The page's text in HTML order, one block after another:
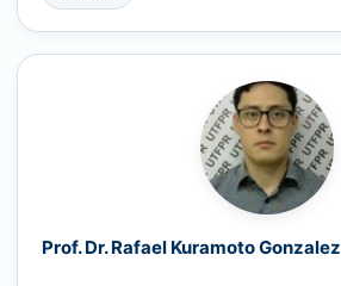
Prof. Dr. Rafael Kuramoto Gonzalez